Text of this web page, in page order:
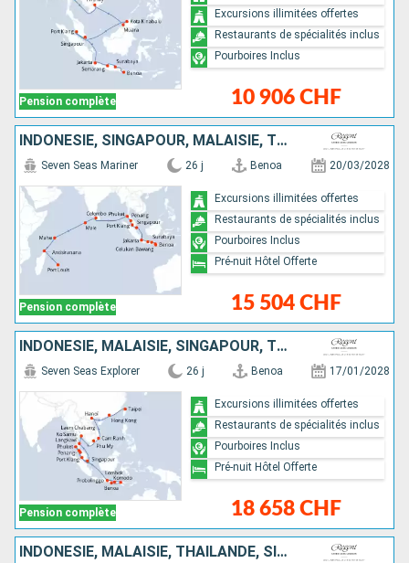
Pension complète 10 906 CHF
Excursions illimitées offertes
Restaurants de spécialités inclus
Pourboires Inclus
INDONÉSIE, SINGAPOUR, MALAISIE, THAÏLANDE, SRI LANKA, MALDIVES, SEYCHELLES, MADAGASCAR, MAURICE
Pension complète
Seven Seas Mariner 26 j Benoa 20/03/2028
15 504 CHF
Excursions illimitées offertes
Restaurants de spécialités inclus
Pourboires Inclus
Pré-nuit Hôtel Offerte
INDONÉSIE, MALAISIE, SINGAPOUR, THAÏLANDE, VIETNAM, CHINE, TAÏWAN
Pension complète
Seven Seas Explorer 26 j Benoa 17/01/2028
18 658 CHF
Excursions illimitées offertes
Restaurants de spécialités inclus
Pourboires Inclus
Pré-nuit Hôtel Offerte
INDONÉSIE, MALAISIE, THAÏLANDE, SINGAPOUR, VIETNAM, CHINE, TAÏWAN, JAPON, CORÉE DU SUD